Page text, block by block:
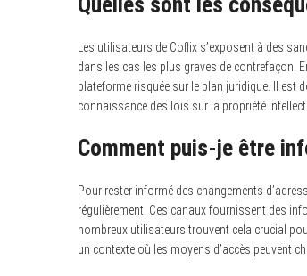
Les utilisateurs de Coflix s’exposent à des
dans les cas les plus graves de contrefaçon.
plateforme risquée sur le plan juridique. Il est
connaissance des lois sur la propriété
Comment puis-je être
Pour rester informé des changements
régulièrement. Ces canaux fournissent des
nombreux utilisateurs trouvent cela crucial
un contexte où les moyens d’accès peuvent